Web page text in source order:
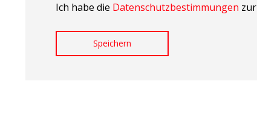
Ich habe die Datenschutzbestimmungen
Speichern